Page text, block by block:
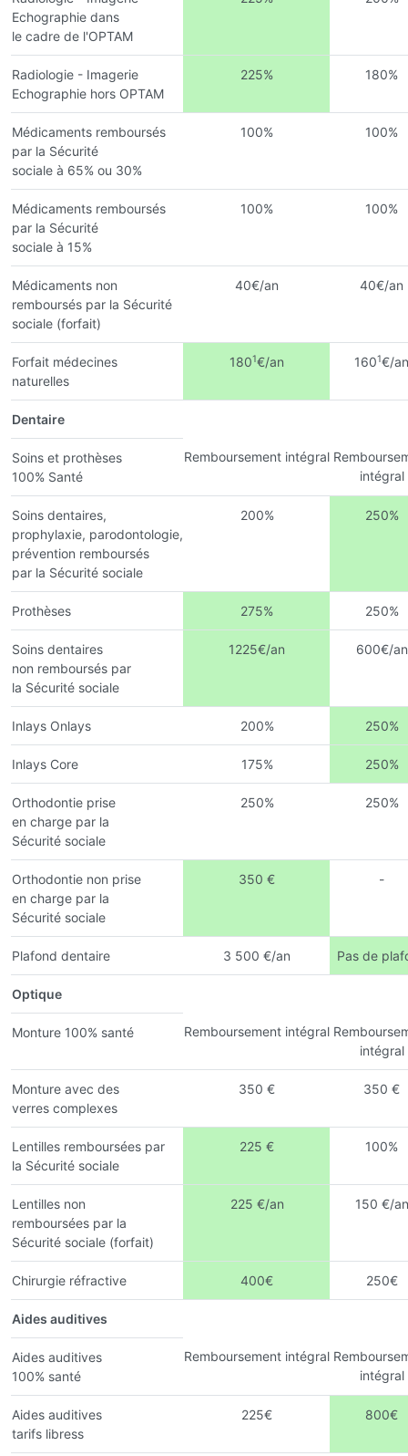
Echographie dans
le cadre de l'OPTAM
Radiologie - Imagerie
Echographie hors OPTAM
225% 180%
Médicaments remboursés
par la Sécurité
sociale à 65% ou 30%
100% 100%
Médicaments remboursés
par la Sécurité
sociale à 15%
100% 100%
Médicaments non
remboursés par la Sécurité
sociale (forfait)
40€/an 40€/an
Forfait médecines
naturelles
1801€/an 1601€/an
Dentaire
Soins et prothèses
100% Santé
Remboursement intégral
intégral
Soins dentaires,
prophylaxie, parodontologie,
prévention remboursés
par la Sécurité sociale
200% 250%
Prothèses 275% 250%
Soins dentaires
non remboursés par
la Sécurité sociale
1225€/an 600€/an
Inlays Onlays 200% 250%
Inlays Core 175% 250%
Orthodontie prise
en charge par la
Sécurité sociale
250% 250%
Orthodontie non prise
en charge par la
Sécurité sociale
350 € -
Plafond dentaire 3 500 €/an Pas de
Optique
Monture 100% santé Remboursement intégral
intégral
Monture avec des
verres complexes
350 € 350 €
Lentilles remboursées par
la Sécurité sociale
225 € 100%
Lentilles non
remboursées par la
Sécurité sociale (forfait)
225 €/an 150 €/an
Chirurgie réfractive 400€ 250€
Aides auditives
Aides auditives
100% santé
Remboursement intégral
intégral
Aides auditives
tarifs libress
225€ 800€